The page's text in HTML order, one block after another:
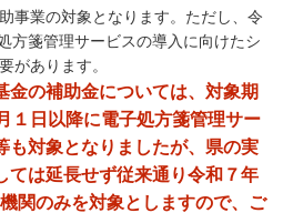
事業の対象となります。ただし、令
方箋管理サービスの導入に向けたシ
があります。
の補助金については、対象期
１日以降に電子処方箋管理サー
も対象となりましたが、県の実
ては延長せず従来通り令和７年
関のみを対象としますので、ご